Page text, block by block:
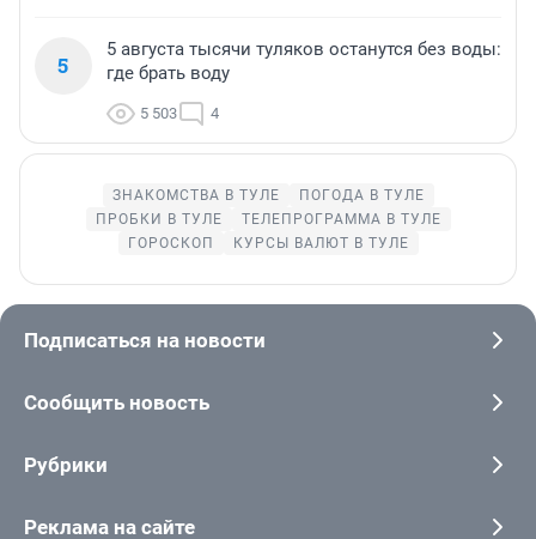
5
5 августа тысячи туляков останутся без воды:
где брать воду
5 503 4
ЗНАКОМСТВА В ТУЛЕ
ПОГОДА В ТУЛЕ
ПРОБКИ В ТУЛЕ
ТЕЛЕПРОГРАММА В ТУЛЕ
ГОРОСКОП
КУРСЫ ВАЛЮТ В ТУЛЕ
Подписаться на новости
Сообщить новость
Рубрики
Реклама на сайте